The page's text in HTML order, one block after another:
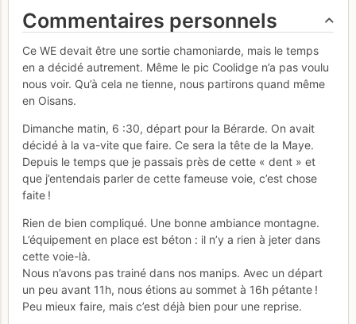
Commentaires personnels
Ce WE devait être une sortie chamoniarde, mais le temps
en a décidé autrement. Même le pic Coolidge n’a pas voulu
nous voir. Qu’à cela ne tienne, nous partirons quand même
en Oisans.
Dimanche matin, 6 :30, départ pour la Bérarde. On avait
décidé à la va-vite que faire. Ce sera la tête de la Maye.
Depuis le temps que je passais près de cette « dent » et
que j’entendais parler de cette fameuse voie, c’est chose
faite !
Rien de bien compliqué. Une bonne ambiance montagne.
L’équipement en place est béton : il n’y a rien à jeter dans
cette voie-là.
Nous n’avons pas trainé dans nos manips. Avec un départ
un peu avant 11h, nous étions au sommet à 16h pétante !
Peu mieux faire, mais c’est déjà bien pour une reprise.